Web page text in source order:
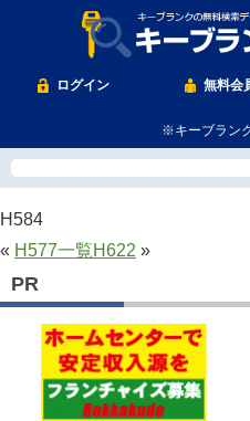
ログイン 無料会
※キーブラン
H584
« H577一覧H622 »
PR